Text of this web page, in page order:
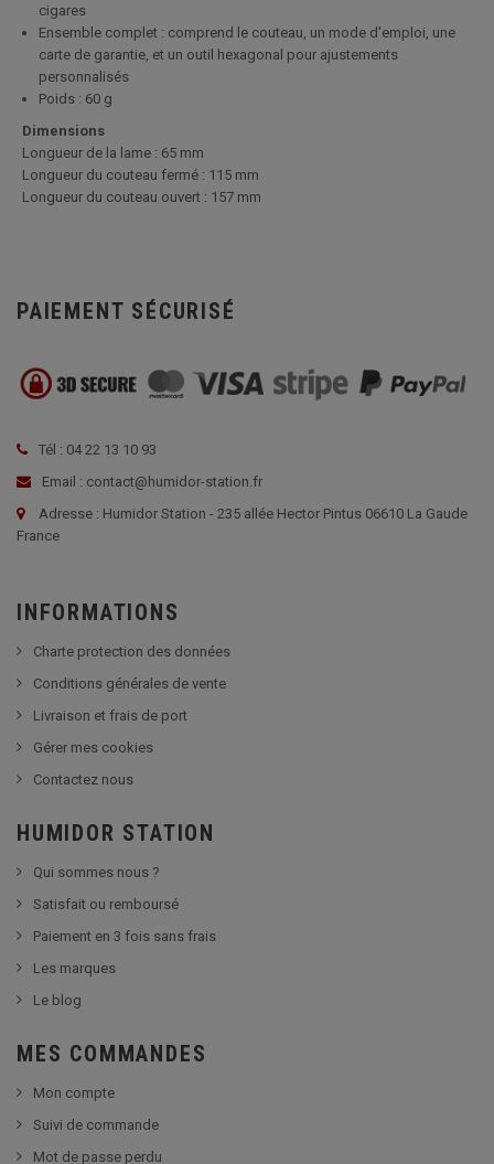
cigares
Ensemble complet : comprend le couteau, un mode d'emploi, une
carte de garantie, et un outil hexagonal pour ajustements
personnalisés
Poids : 60 g
Dimensions
Longueur de la lame : 65 mm
Longueur du couteau fermé : 115 mm
Longueur du couteau ouvert : 157 mm
PAIEMENT SÉCURISÉ
Tél : 04 22 13 10 93
Email : contact@humidor-station.fr
Adresse : Humidor Station - 235 allée Hector Pintus 06610 La Gaude
France
INFORMATIONS
Charte protection des données
Conditions générales de vente
Livraison et frais de port
Gérer mes cookies
Contactez nous
HUMIDOR STATION
Qui sommes nous ?
Satisfait ou remboursé
Paiement en 3 fois sans frais
Les marques
Le blog
MES COMMANDES
Mon compte
Suivi de commande
Mot de passe perdu